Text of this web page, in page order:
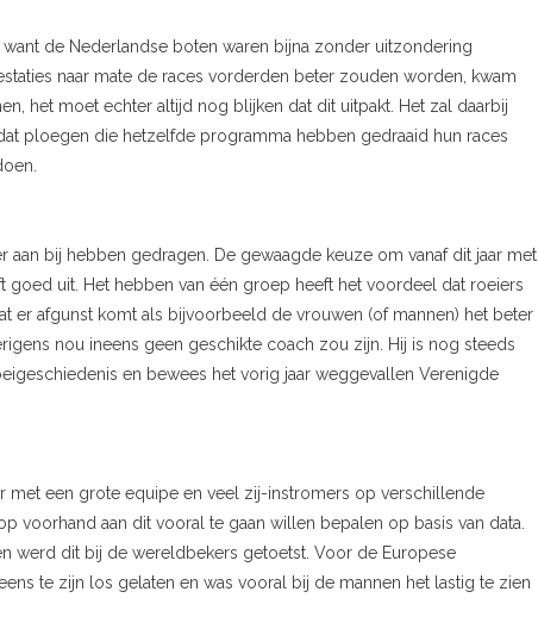
de Nederlandse boten waren bijna zonder uitzondering
naar mate de races vorderden beter zouden worden, kwam
het moet echter altijd nog blijken dat dit uitpakt. Het zal daarbij
ploegen die hetzelfde programma hebben gedraaid hun races
bij hebben gedragen. De gewaagde keuze om vanaf dit jaar met
uit. Het hebben van één groep heeft het voordeel dat roeiers
er afgunst komt als bijvoorbeeld de vrouwen (of mannen) het beter
nou ineens geen geschikte coach zou zijn. Hij is nog steeds
en bewees het vorig jaar weggevallen Verenigde
met een grote equipe en veel zij-instromers op verschillende
voorhand aan dit vooral te gaan willen bepalen op basis van data.
werd dit bij de wereldbekers getoetst. Voor de Europese
te zijn los gelaten en was vooral bij de mannen het lastig te zien